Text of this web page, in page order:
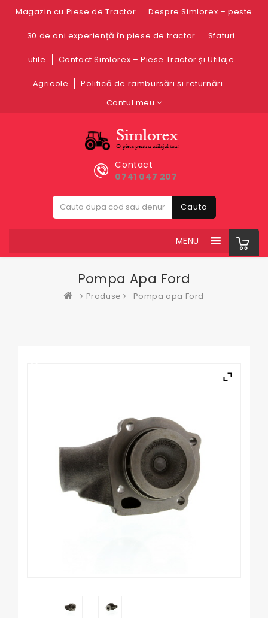
Magazin cu Piese de Tractor Despre Simlorex – peste
30 de ani experiență în piese de tractor Sfaturi
utile Contact Simlorex – Piese Tractor și Utilaje
Agricole
Politică de rambursări și returnări
Contul meu
Contact
0741 047 207
Cauta
MENU
Pompa Apa Ford
Produse Pompa apa Ford